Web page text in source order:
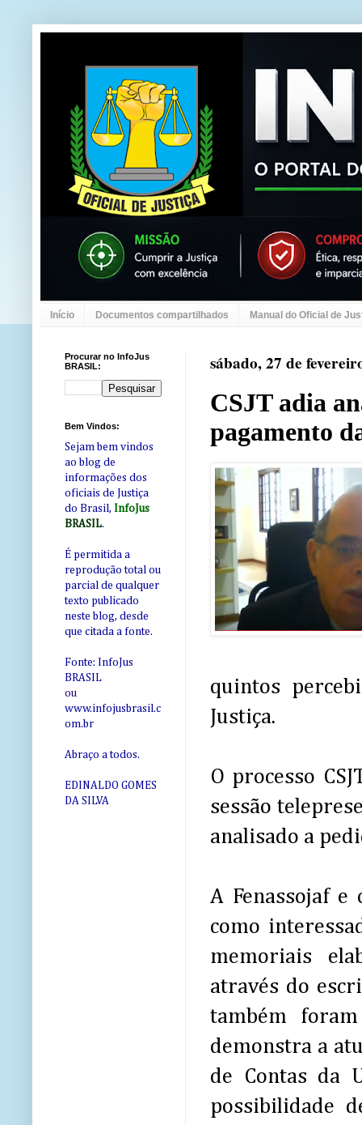
Início Documentos compartilhados Manual do Oficial de
sábado, 27 de
CSJT adia
pagamento
quintos
Justiça.
O processo
sessão
analisado a
A Fenassojaf e
como
memoriais
através do
também
demonstra a
de Contas da
possibilidade
Procurar no InfoJus
BRASIL:
Bem Vindos:
Sejam bem vindos
ao blog de
informações dos
oficiais de Justiça
do Brasil, InfoJus
BRASIL.
É permitida a
reprodução total ou
parcial de qualquer
texto publicado
neste blog, desde
que citada a fonte.
Fonte: InfoJus
BRASIL
ou
www.infojusbrasil.c
om.br
Abraço a todos.
EDINALDO GOMES
DA SILVA